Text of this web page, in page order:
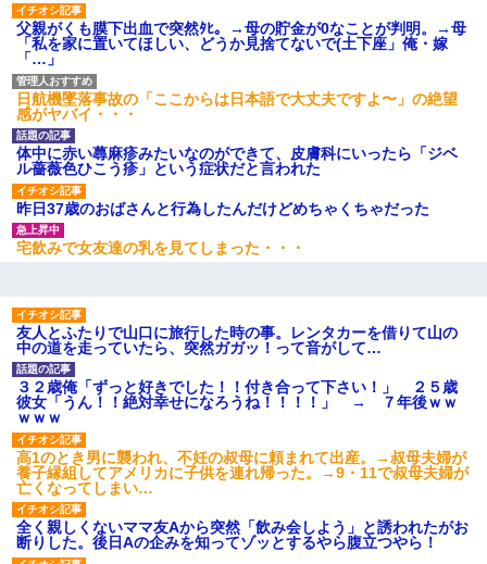
父親がくも膜下出血で突然ﾀﾋ。→母の貯金が0なことが判明。→母
「私を家に置いてほしい、どうか見捨てないで(土下座」俺・嫁
「…」
日航機墜落事故の「ここからは日本語で大丈夫ですよ〜」の絶望
感がヤバイ・・・
体中に赤い蕁麻疹みたいなのができて、皮膚科にいったら「ジベ
ル薔薇色ひこう疹」という症状だと言われた
昨日37歳のおばさんと行為したんだけどめちゃくちゃだった
宅飲みで女友達の乳を見てしまった・・・
友人とふたりで山口に旅行した時の事。レンタカーを借りて山の
中の道を走っていたら、突然ガガッ！って音がして…
３２歳俺「ずっと好きでした！！付き合って下さい！」 ２５歳
彼女「うん！！絶対幸せになろうね！！！！」 → ７年後ｗｗ
ｗｗｗ
高1のとき男に襲われ、不妊の叔母に頼まれて出産。→叔母夫婦が
養子縁組してアメリカに子供を連れ帰った。→9・11で叔母夫婦が
亡くなってしまい…
全く親しくないママ友Aから突然「飲み会しよう」と誘われたがお
断りした。後日Aの企みを知ってゾッとするやら腹立つやら！